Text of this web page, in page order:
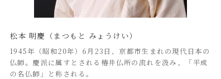
松本 明慶（まつもと みょうけい）
1945年（昭和20年）6月23日、京都市生まれの現代日本の
仏師。慶派に属すとされる椿井仏所の流れを汲み、「平成
の名仏師」と称される。